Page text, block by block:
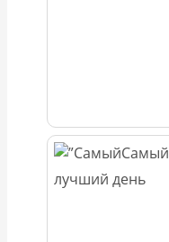
Самый
лучший день